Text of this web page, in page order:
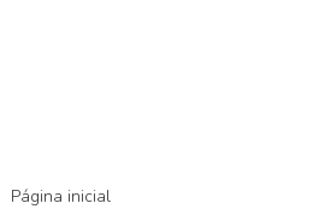
Página inicial